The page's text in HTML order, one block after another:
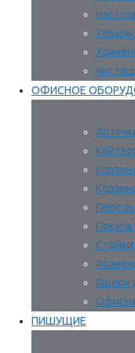
ОФИСНОЕ
Ящики
ПИШУЩИЕ